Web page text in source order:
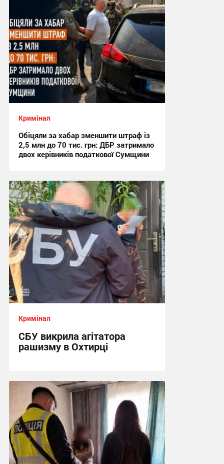
Кримінал
Обіцяли за хабар зменшити штраф із
2,5 млн до 70 тис. грн: ДБР затримало
двох керівників податкової Сумщини
17:42 вчора
Кримінал
СБУ викрила агітатора
рашизму в Охтирці
13:34 вчора